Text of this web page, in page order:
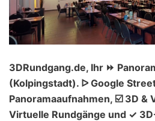
3DRundgang.de, Ihr ⏩
(Kolpingstadt). ᐅ Google
Panoramaaufnahmen, ☑️ 3D &
Virtuelle Rundgänge und ✓